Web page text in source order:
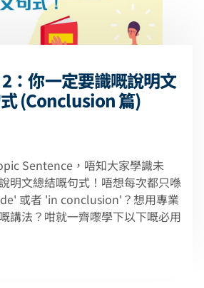
：你一定要識嘅說明文
(Conclusion 篇)
Sentence，唔知大家學識未
明文總結嘅句式！唔想每次都只喺
或者 'in conclusion'？想用專業
講法？咁就一齊嚟學下以下嘅必用